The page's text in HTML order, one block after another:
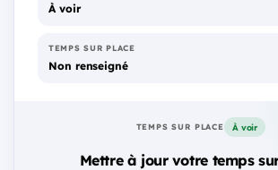
À voir
TEMPS SUR PLACE
Non renseigné
TEMPS SUR PLACE À voir
Mettre à jour votre temps